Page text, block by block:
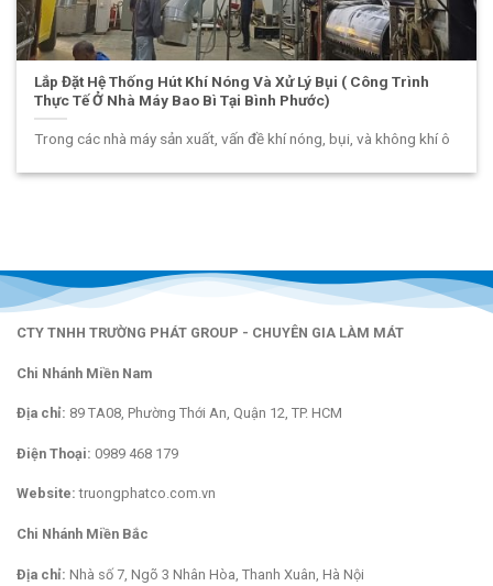
Lắp Đặt Hệ Thống Hút Khí Nóng Và Xử Lý Bụi ( Công Trình
Thực Tế Ở Nhà Máy Bao Bì Tại Bình Phước)
Trong các nhà máy sản xuất, vấn đề khí nóng, bụi, và không khí ô
CTY TNHH TRƯỜNG PHÁT GROUP - CHUYÊN GIA LÀM MÁT
Chi Nhánh Miền Nam
Địa chỉ: 89 TA08, Phường Thới An, Quận 12, TP. HCM
Điện Thoại: 0989 468 179
Website: truongphatco.com.vn
Chi Nhánh Miền Bắc
Địa chỉ: Nhà số 7, Ngõ 3 Nhân Hòa, Thanh Xuân, Hà Nội